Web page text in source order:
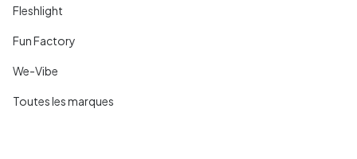
Fleshlight
Fun Factory
We-Vibe
Toutes les marques